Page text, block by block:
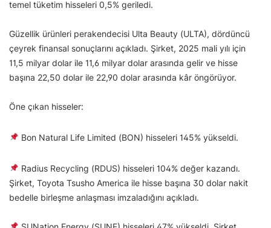
temel tüketim hisseleri 0,5% geriledi.
Güzellik ürünleri perakendecisi Ulta Beauty (ULTA), dördüncü
çeyrek finansal sonuçlarını açıkladı. Şirket, 2025 mali yılı için
11,5 milyar dolar ile 11,6 milyar dolar arasında gelir ve hisse
başına 22,50 dolar ile 22,90 dolar arasında kâr öngörüyor.
Öne çıkan hisseler:
Bon Natural Life Limited (BON) hisseleri 145% yükseldi.
Radius Recycling (RDUS) hisseleri 104% değer kazandı.
Şirket, Toyota Tsusho America ile hisse başına 30 dolar nakit
bedelle birleşme anlaşması imzaladığını açıkladı.